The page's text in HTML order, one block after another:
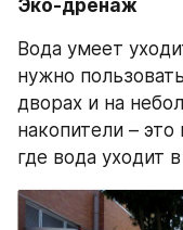
Эко-дренаж
Вода умеет
нужно
дворах и на
накопители –
где вода уходит